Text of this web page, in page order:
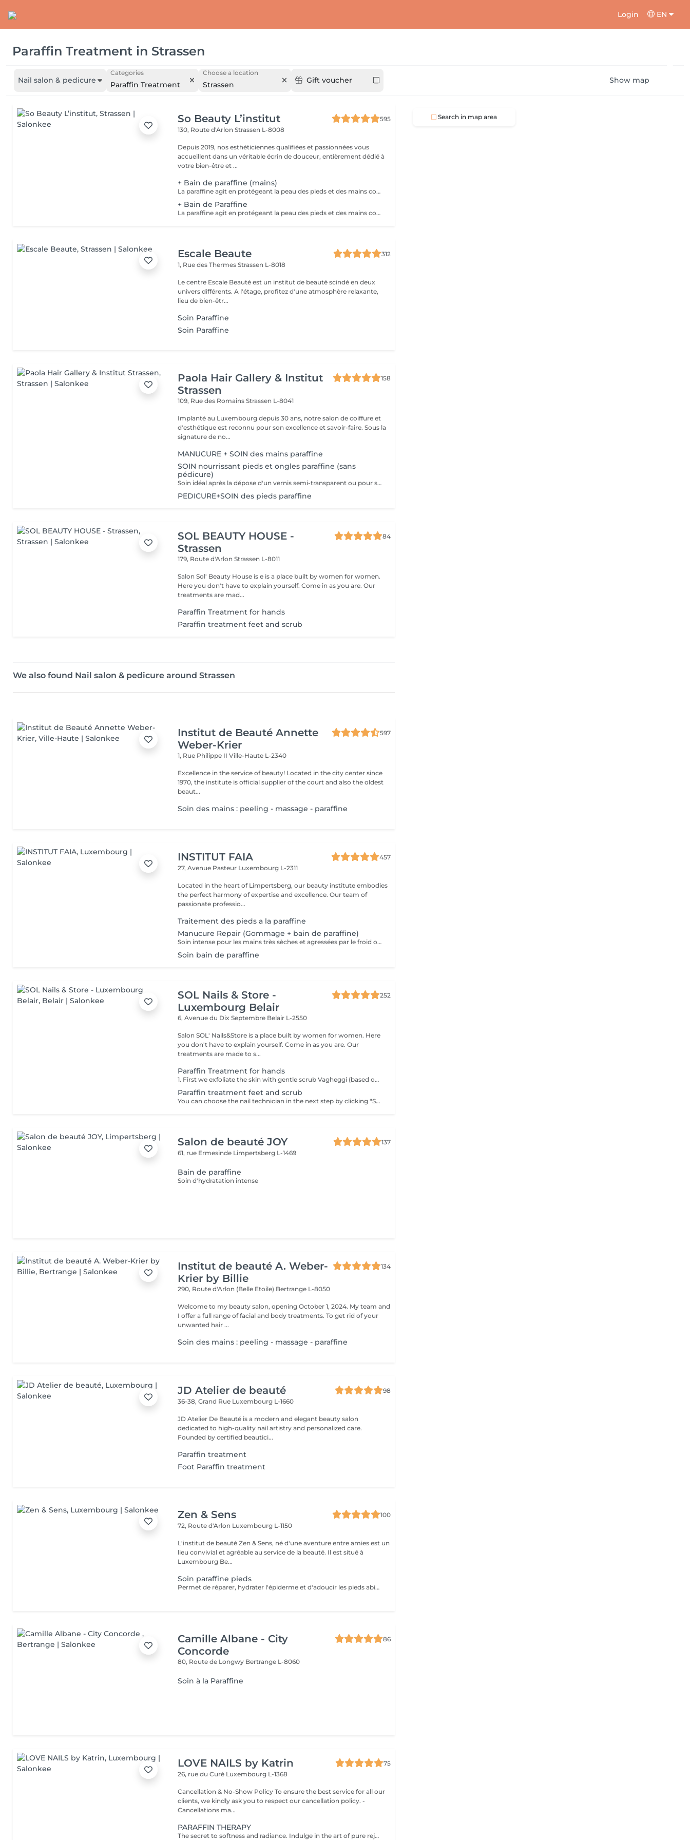
Login EN
Paraffin Treatment in Strassen
Nail salon & pedicure
Categories
Paraffin Treatment
Choose a location
Strassen Gift voucher Show map
So Beauty L’institut
595
130, Route d'ArlonStrassen L-8008
Depuis 2019, nos esthéticiennes qualifiées et passionnées vous
accueillent dans un véritable écrin de douceur, entièrement dédié à
votre bien-être et ...
+ Bain de paraffine (mains)
La paraffine agit en protégeant la peau des pieds et des mains contre les agressions extérieures. Sa capacité de rétention d'eau favorise l'hydratation de la peau. Le traitement à la paraffine est idéal pour avoir des membres lisses. En effet, ce produit procure un effet rajeunissant à la peau, en plus de l'adoucir. Ce traitement est ainsi surtout recommandé à toute personne ayant la peau sèche.
+ Bain de Paraffine
La paraffine agit en protégeant la peau des pieds et des mains contre les agressions extérieures. Sa capacité de rétention d'eau favorise l'hydratation de la peau. Le traitement à la paraffine est idéal pour avoir des membres lisses. En effet, ce produit procure un effet rajeunissant à la peau, en plus de l'adoucir. Ce traitement est ainsi surtout recommandé à toute personne ayant la peau sèche.
Escale Beaute
312
1, Rue des ThermesStrassen L-8018
Le centre Escale Beauté est un institut de beauté scindé en deux
univers différents. A l'étage, profitez d'une atmosphère relaxante,
lieu de bien-êtr...
Soin Paraffine
Soin Paraffine
Paola Hair Gallery & Institut
Strassen
158
109, Rue des RomainsStrassen L-8041
Implanté au Luxembourg depuis 30 ans, notre salon de coiffure et
d'esthétique est reconnu pour son excellence et savoir-faire. Sous la
signature de no...
MANUCURE + SOIN des mains paraffine
SOIN nourrissant pieds et ongles paraffine (sans
pédicure)
Soin idéal après la dépose d'un vernis semi-transparent ou pour simplement nourrir les pieds et les ongles
PEDICURE+SOIN des pieds paraffine
SOL BEAUTY HOUSE -
Strassen
84
179, Route d'ArlonStrassen L-8011
Salon Sol' Beauty House is e is a place built by women for women.
Here you don't have to explain yourself. Come in as you are. Our
treatments are mad...
Paraffin Treatment for hands
Paraffin treatment feet and scrub
We also found Nail salon & pedicure around Strassen
Institut de Beauté Annette
Weber-Krier
597
1, Rue Philippe IIVille-Haute L-2340
Excellence in the service of beauty! Located in the city center since
1970, the institute is official supplier of the court and also the oldest
beaut...
Soin des mains : peeling - massage - paraffine
INSTITUT FAIA
457
27, Avenue Pasteur Luxembourg L-2311
Located in the heart of Limpertsberg, our beauty institute embodies
the perfect harmony of expertise and excellence. Our team of
passionate professio...
Traitement des pieds a la paraffine
Manucure Repair (Gommage + bain de paraffine)
Soin intense pour les mains très sèches et agressées par le froid ou les produits. Comprend le limage des ongles, la pousse et la coupe des cuticules, gommage, masque à la paraffine de 10 minutes et massage avec une crème de soin. Application d'une base transparente si désirée.
Soin bain de paraffine
SOL Nails & Store -
Luxembourg Belair
252
6, Avenue du Dix Septembre Belair L-2550
Salon SOL' Nails&Store is a place built by women for women. Here
you don't have to explain yourself. Come in as you are. Our
treatments are made to s...
Paraffin Treatment for hands
1. First we exfoliate the skin with gentle scrub Vagheggi (based on brown sugar and ground coffee that have an exfoliating effect; also it includes detoxifying green clay) 2. After, we apply hydrating cream Vagheggi (that includes coconut oil and cocoa butter, vitamin E and moisturising hyaluronic acid) - it's amazing for nourishing and hydrating. 3. The last step is the paraffin wax itself. You gently dip a few times your hand into the warm melted paraffin. It builds up a thick, warm "glove" of wax. 4. Once the wax layers are set, the hand is wrapped in a protective plastic liner and then placed into a soft glove. This insulates the heat and allows the moisture to be absorbed. For 15-20 min you have time to rest and relax. 5. The final step is to remove everything and your hands are ready, fully nourished. Depending on your skin and desire, you can repeat this treatment 2-4 time once a week or 2 weeks to get a cumulative effect. Advantages: Deeply nourishes dry skin, restores elasticity, and provides a "velvet skin" effect. Ideal after winter.
Paraffin treatment feet and scrub
You can choose the nail technician in the next step by clicking "Select employee". 1. First we exfoliate the skin with gentle scrub Vagheggi (based on brown sugar and ground coffee that have an exfoliating effect; also it includes detoxifying green clay) 2. After, we apply hydrating cream Vagheggi (that includes coconut oil and cocoa butter, vitamin E and moisturising hyaluronic acid) - it's amazing for nourishing and hydrating. 3. The last step is the paraffin wax itself. You gently dip a few times your foot into the warm melted paraffin. It builds up a thick, warm "glove" of wax. 4. Once the wax layers are set, the foot is wrapped in a protective plastic liner and then placed into a soft glove. This insulates the heat and allows the moisture to be absorbed. For 15-20 min you have time to rest and relax. 5. The final step is to remove everything and your feet are ready, fully nourished. Depending on your skin and desire, you can repeat this treatment 2-4 time once a week or 2 weeks to get a cumulative effect. Advantages: Deeply nourishes dry skin, restores elasticity, and provides a "velvet skin" effect. Ideal after winter.
Salon de beauté JOY
137
61, rue Ermesinde Limpertsberg L-1469
Bain de paraffine
Soin d'hydratation intense
Institut de beauté A. Weber-
Krier by Billie
134
290, Route d'Arlon (Belle Etoile) Bertrange L-8050
Welcome to my beauty salon, opening October 1, 2024. My team and
I offer a full range of facial and body treatments. To get rid of your
unwanted hair ...
Soin des mains : peeling - massage - paraffine
JD Atelier de beauté
98
36-38, Grand Rue Luxembourg L-1660
JD Atelier De Beauté is a modern and elegant beauty salon
dedicated to high-quality nail artistry and personalized care.
Founded by certified beautici...
Paraffin treatment
Foot Paraffin treatment
Zen & Sens
100
72, Route d'Arlon Luxembourg L-1150
L'institut de beauté Zen & Sens, né d'une aventure entre amies est un
lieu convivial et agréable au service de la beauté. Il est situé à
Luxembourg Be...
Soin paraffine pieds
Permet de réparer, hydrater l'épiderme et d'adoucir les pieds abimés ou désséchés. Parfait lors d'une pédicure.
Camille Albane - City
Concorde
86
80, Route de Longwy Bertrange L-8060
Soin à la Paraffine
LOVE NAILS by Katrin
75
26, rue du Curé Luxembourg L-1368
Cancellation & No-Show Policy To ensure the best service for all our
clients, we kindly ask you to respect our cancellation policy. -
Cancellations ma...
PARAFFIN THERAPY
The secret to softness and radiance. Indulge in the art of pure rejuvenation with our Paraffin Therapy a deeply nourishing ritual designed to restore silky smoothness and elegant suppleness to your hands or feet. Your experience includes: Refining scrub gently polishes and renews the skin's texture Nourishing cream massage envelops your skin in moisture and relaxation Warm paraffin cocoon seals in hydration while improving circulation and elasticity The result: Satin-soft skin, restored comfort, and a youthful glow that lasts. Perfect as a standalone treatment or the ultimate finishing touch to your manicure or pedicure. A moment of warmth, luxury, and renewal your skin deserves nothing less. Recommended Frequency: For beautifully soft, hydrated skin, enjoy one paraffin therapy session per week for the first few treatments, then every 23 weeks to maintain lasting smoothness and radiance. Contraindications: Not recommended in case of open wounds, inflammation, skin irritation, or infection. Always ensure the skin is healthy and comfortable before treatment.
Search in map area